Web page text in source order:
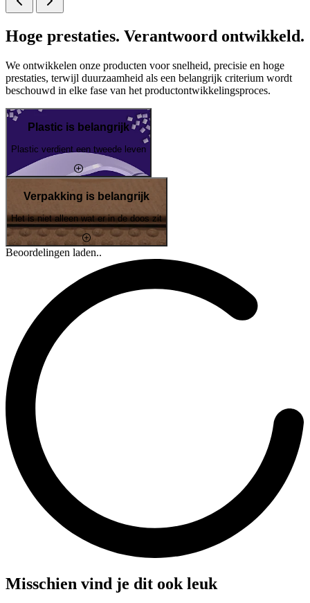
Hoge prestaties. Verantwoord ontwikkeld.
We ontwikkelen onze producten voor snelheid, precisie en hoge
prestaties, terwijl duurzaamheid als een belangrijk criterium wordt
beschouwd in elke fase van het productontwikkelingsproces.
Plastic is belangrijk
Plastic verdient een tweede leven
Verpakking is belangrijk
Het is niet alleen wat er in de doos zit
Beoordelingen laden..
Misschien vind je dit ook leuk